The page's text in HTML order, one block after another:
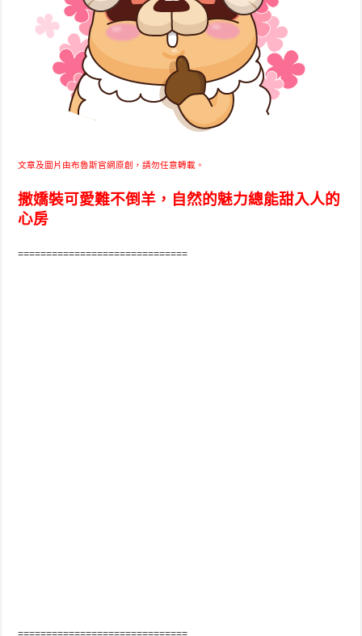
文章及圖片由布魯斯官網原創，請勿任意轉載。
撒嬌裝可愛難不倒羊，自然的魅力總能甜入人的
心房
==============================